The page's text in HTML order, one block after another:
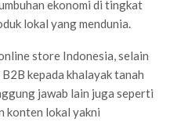
ekonomi di tingkat
lokal yang mendunia.
store Indonesia, selain
kepada khalayak tanah
jawab lain juga seperti
konten lokal yakni